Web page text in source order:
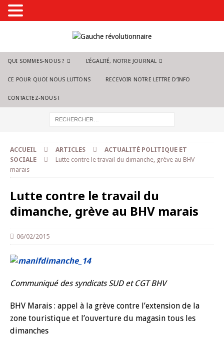
QUI SOMMES-NOUS ? L’ÉGALITÉ, NOTRE JOURNAL
CE POUR QUOI NOUS LUTTONS RECEVOIR NOTRE LETTRE D’INFO
CONTACTEZ-NOUS !
ACCUEIL ARTICLES
ACTUALITÉ POLITIQUE ET
SOCIALE
Lutte contre le travail du dimanche, grève au BHV
marais
Lutte contre le travail du
dimanche, grève au BHV marais
06/02/2015
Communiqué des syndicats SUD et CGT BHV
BHV Marais : appel à la grève contre l’extension de la
zone touristique et l’ouverture du magasin tous les
dimanches